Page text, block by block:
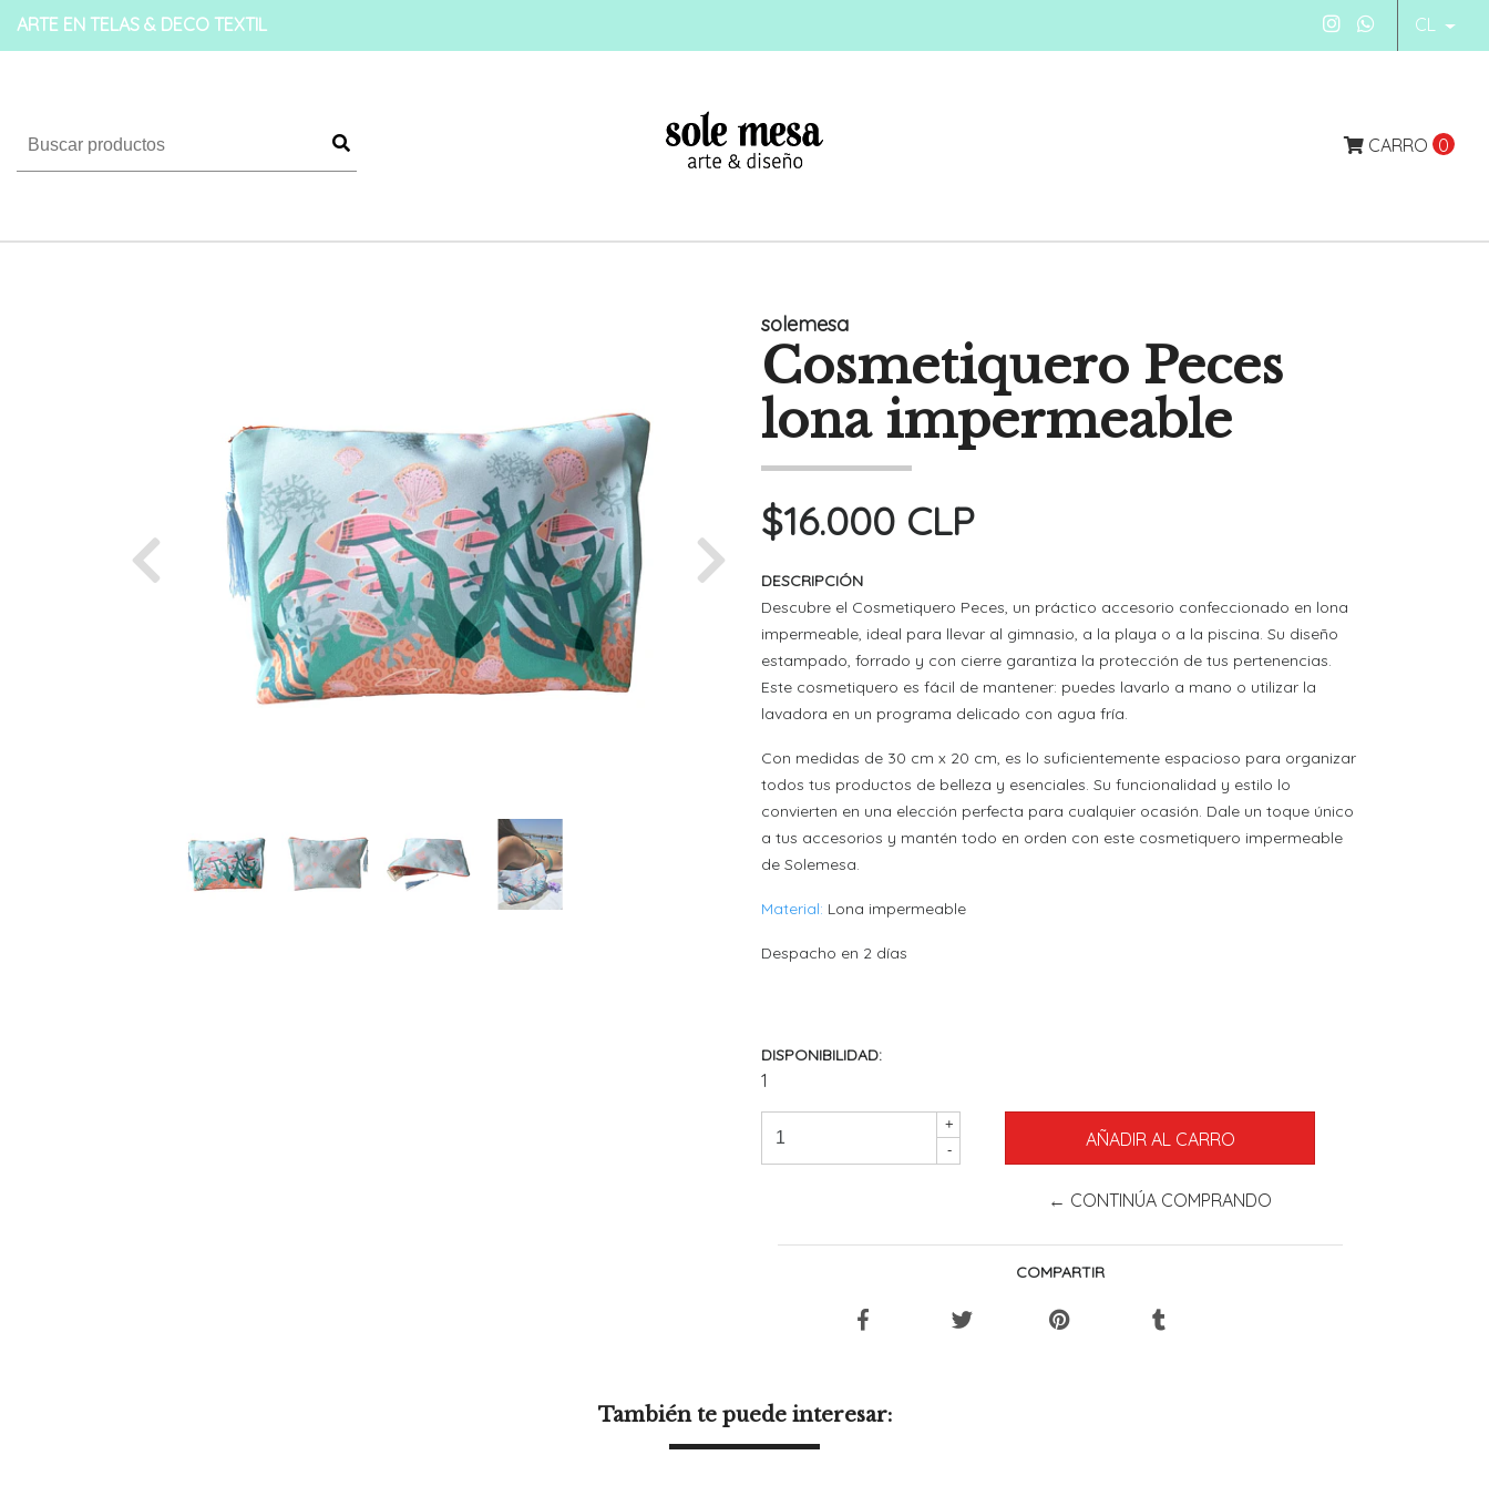
ARTE EN TELAS & DECO TEXTIL CL
CARRO 0
Previous Next
solemesa
Cosmetiquero Peces
lona impermeable
$16.000 CLP
DESCRIPCIÓN
Descubre el Cosmetiquero Peces, un práctico accesorio confeccionado en lona
impermeable, ideal para llevar al gimnasio, a la playa o a la piscina. Su diseño
estampado, forrado y con cierre garantiza la protección de tus pertenencias.
Este cosmetiquero es fácil de mantener: puedes lavarlo a mano o utilizar la
lavadora en un programa delicado con agua fría.
Con medidas de 30 cm x 20 cm, es lo suficientemente espacioso para organizar
todos tus productos de belleza y esenciales. Su funcionalidad y estilo lo
convierten en una elección perfecta para cualquier ocasión. Dale un toque único
a tus accesorios y mantén todo en orden con este cosmetiquero impermeable
de Solemesa.
Material: Lona impermeable
Despacho en 2 días
DISPONIBILIDAD:
1
+
-
← CONTINÚA COMPRANDO
COMPARTIR
También te puede interesar: